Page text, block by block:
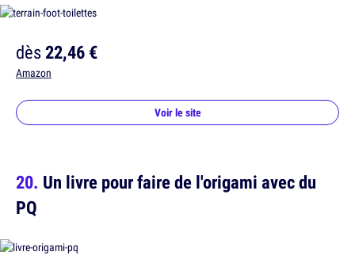
dès22,46 €
Amazon
Voir le site
Un livre pour faire de l'origami avec du
PQ